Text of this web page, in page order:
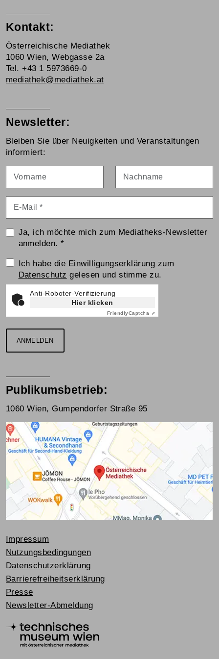
Kontakt:
Österreichische Mediathek
1060 Wien, Webgasse 2a
Tel. +43 1 5973669-0
mediathek@mediathek.at
Newsletter:
Bleiben Sie über Neuigkeiten und Veranstaltungen
informiert:
Ja, ich möchte mich zum Mediatheks-Newsletter
anmelden.*
Einwilligungserklärung
Ich habe die Einwilligungserklärung zum
Datenschutz gelesen und stimme zu.
Anti-Roboter-Verifizierung
Hier klicken
FriendlyCaptcha ⇗
ANMELDEN
Publikumsbetrieb:
1060 Wien, Gumpendorfer Straße 95
Impressum
Nutzungsbedingungen
Datenschutzerklärung
Barrierefreiheitserklärung
Presse
Newsletter-Abmeldung